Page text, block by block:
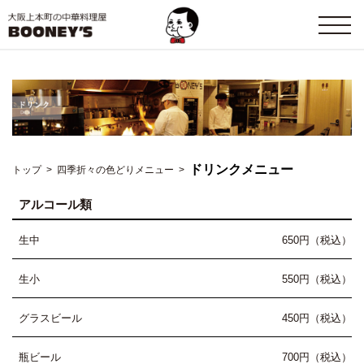
トップ> 四季折々の色どりメニュー > ドリンクメニュー
アルコール類
生中 650円（税込）
生小 550円（税込）
グラスビール 450円（税込）
瓶ビール 700円（税込）